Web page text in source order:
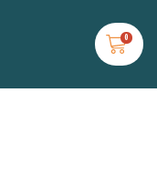
0